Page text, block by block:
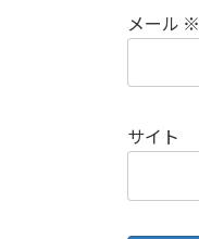
メール ※
サイト